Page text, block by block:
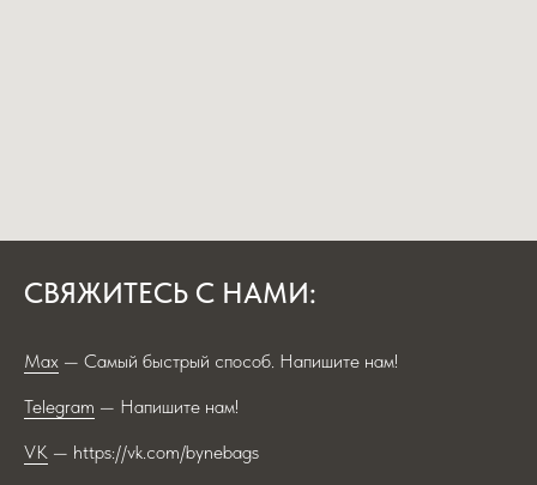
СВЯЖИТЕСЬ С НАМИ:
Max — Самый быстрый способ. Напишите нам!
Telegram — Напишите нам!
VK — https://vk.com/bynebags